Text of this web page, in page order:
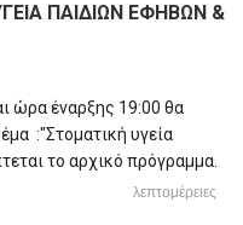
ΠΑΙΔΙΩΝ ΕΦΗΒΩΝ &
ώρα έναρξης 19:00 θα
:"Στοματική υγεία
το αρχικό πρόγραμμα.
λεπτομέρειες